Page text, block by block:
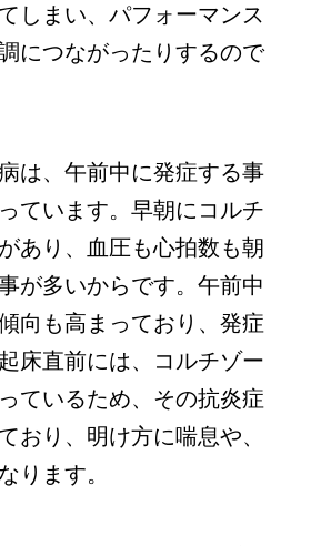
しまい、パフォーマンス
につながったりするので
は、午前中に発症する事
ています。早朝にコルチ
あり、血圧も心拍数も朝
が多いからです。午前中
向も高まっており、発症
床直前には、コルチゾー
ているため、その抗炎症
おり、明け方に喘息や、
ります。